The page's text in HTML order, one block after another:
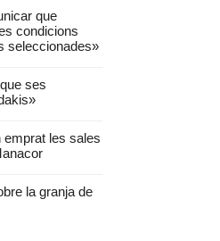
que
condicions
seleccionades»
ses
emprat les sales
la granja de